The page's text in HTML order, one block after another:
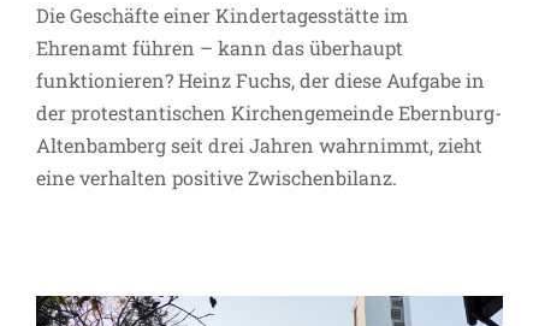
Die Geschäfte einer Kindertagesstätte im
Ehrenamt führen – kann das überhaupt
funktionieren? Heinz Fuchs, der diese Aufgabe in
der protestantischen Kirchengemeinde Ebernburg-
Altenbamberg seit drei Jahren wahrnimmt, zieht
eine verhalten positive Zwischenbilanz.